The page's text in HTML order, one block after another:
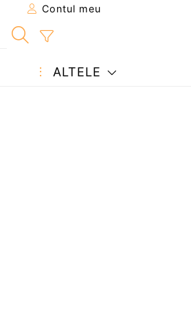
Contul meu
ALTELE